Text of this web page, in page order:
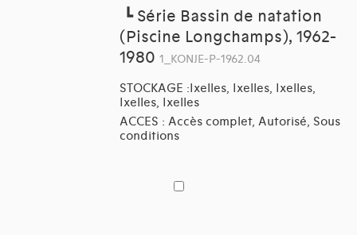
┗ Série Bassin de natation
(Piscine Longchamps), 1962-
1980 1_KONJE-P-1962.04
STOCKAGE :Ixelles, Ixelles, Ixelles,
Ixelles, Ixelles
ACCES : Accès complet, Autorisé, Sous
conditions